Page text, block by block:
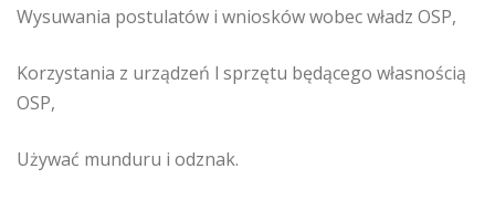
Wysuwania postulatów i wniosków wobec władz OSP,
Korzystania z urządzeń l sprzętu będącego własnością
OSP,
Używać munduru i odznak.